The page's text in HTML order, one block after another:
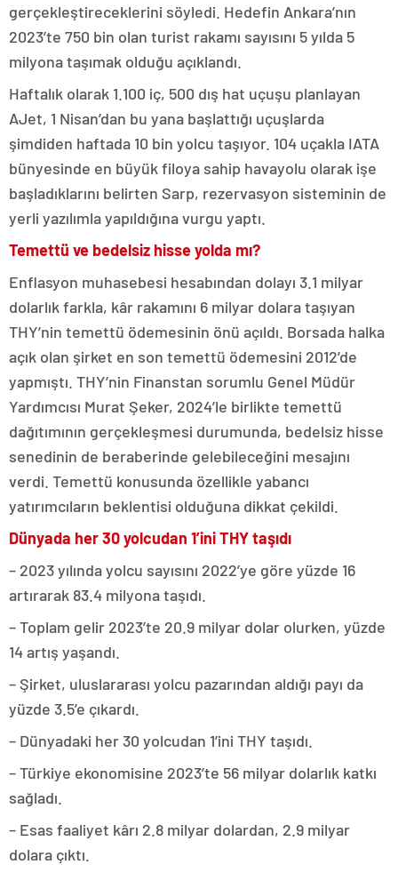
gerçekleştireceklerini söyledi. Hedefin Ankara’nın
2023’te 750 bin olan turist rakamı sayısını 5 yılda 5
milyona taşımak olduğu açıklandı.
Haftalık olarak 1.100 iç, 500 dış hat uçuşu planlayan
AJet, 1 Nisan’dan bu yana başlattığı uçuşlarda
şimdiden haftada 10 bin yolcu taşıyor. 104 uçakla IATA
bünyesinde en büyük filoya sahip havayolu olarak işe
başladıklarını belirten Sarp, rezervasyon sisteminin de
yerli yazılımla yapıldığına vurgu yaptı.
Temettü ve bedelsiz hisse yolda mı?
Enflasyon muhasebesi hesabından dolayı 3.1 milyar
dolarlık farkla, kâr rakamını 6 milyar dolara taşıyan
THY’nin temettü ödemesinin önü açıldı. Borsada halka
açık olan şirket en son temettü ödemesini 2012’de
yapmıştı. THY’nin Finanstan sorumlu Genel Müdür
Yardımcısı Murat Şeker, 2024’le birlikte temettü
dağıtımının gerçekleşmesi durumunda, bedelsiz hisse
senedinin de beraberinde gelebileceğini mesajını
verdi. Temettü konusunda özellikle yabancı
yatırımcıların beklentisi olduğuna dikkat çekildi.
Dünyada her 30 yolcudan 1’ini THY taşıdı
– 2023 yılında yolcu sayısını 2022’ye göre yüzde 16
artırarak 83.4 milyona taşıdı.
– Toplam gelir 2023’te 20.9 milyar dolar olurken, yüzde
14 artış yaşandı.
– Şirket, uluslararası yolcu pazarından aldığı payı da
yüzde 3.5’e çıkardı.
– Dünyadaki her 30 yolcudan 1’ini THY taşıdı.
– Türkiye ekonomisine 2023’te 56 milyar dolarlık katkı
sağladı.
– Esas faaliyet kârı 2.8 milyar dolardan, 2.9 milyar
dolara çıktı.